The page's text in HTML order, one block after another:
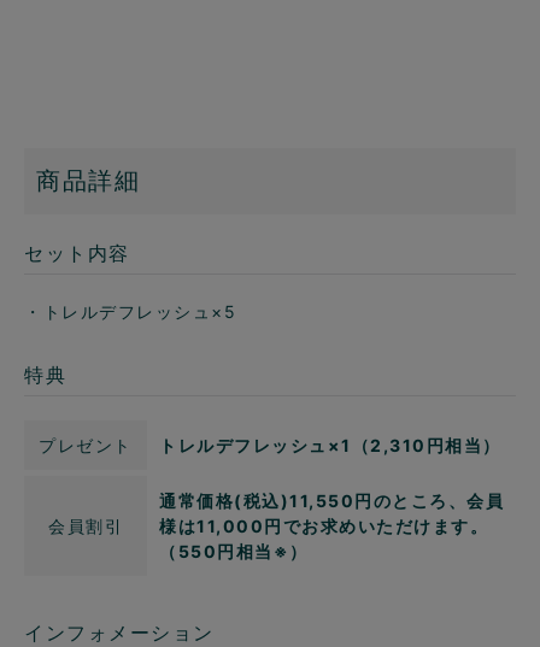
商品詳細
セット内容
・トレルデフレッシュ×5
特典
プレゼント トレルデフレッシュ×1（2,310円相当）
会員割引
通常価格(税込)11,550円のところ、会員
様は11,000円でお求めいただけます。
（550円相当※）
インフォメーション